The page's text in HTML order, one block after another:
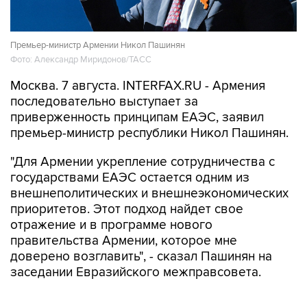
Премьер-министр Армении Никол Пашинян
Фото: Александр Миридонов/ТАСС
Москва. 7 августа. INTERFAX.RU - Армения
последовательно выступает за
приверженность принципам ЕАЭС, заявил
премьер-министр республики Никол Пашинян.
"Для Армении укрепление сотрудничества с
государствами ЕАЭС остается одним из
внешнеполитических и внешнеэкономических
приоритетов. Этот подход найдет свое
отражение и в программе нового
правительства Армении, которое мне
доверено возглавить", - сказал Пашинян на
заседании Евразийского межправсовета.